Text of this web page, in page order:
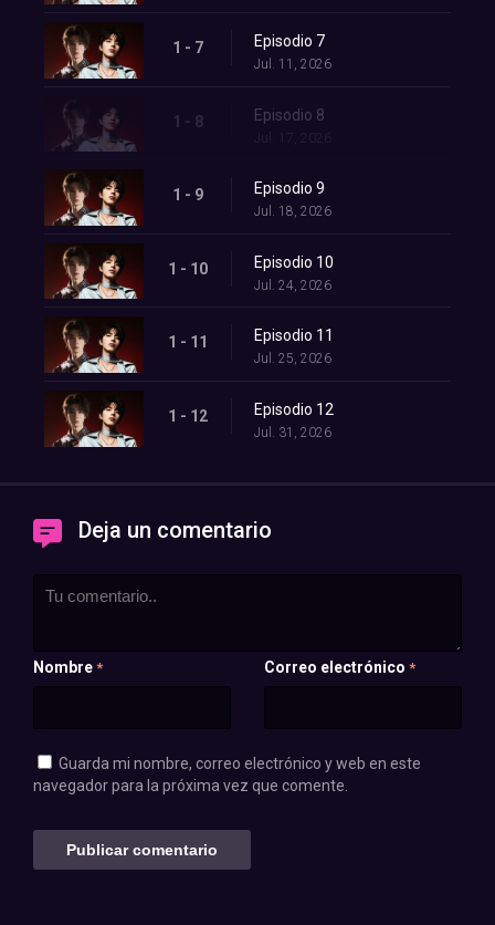
1 - 7 Episodio 7
Jul. 11, 2026
1 - 8 Episodio 8
Jul. 17, 2026
1 - 9 Episodio 9
Jul. 18, 2026
1 - 10 Episodio 10
Jul. 24, 2026
1 - 11 Episodio 11
Jul. 25, 2026
1 - 12 Episodio 12
Jul. 31, 2026
Deja un comentario
Nombre * Correo electrónico *
Guarda mi nombre, correo electrónico y web en este
navegador para la próxima vez que comente.